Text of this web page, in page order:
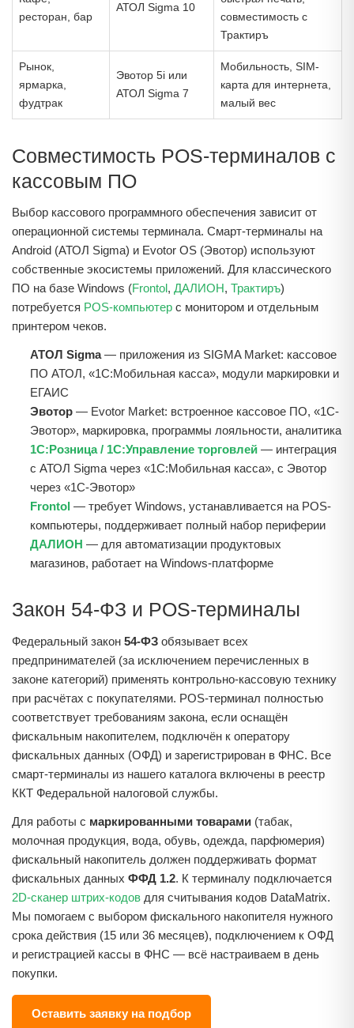
ресторан, бар
АТОЛ Sigma 10
совместимость с
Трактиръ
Рынок,
ярмарка,
фудтрак
Эвотор 5i или
АТОЛ Sigma 7
Мобильность, SIM-
карта для интернета,
малый вес
Совместимость POS-терминалов с
кассовым ПО
Выбор кассового программного обеспечения зависит от
операционной системы терминала. Смарт-терминалы на
Android (АТОЛ Sigma) и Evotor OS (Эвотор) используют
собственные экосистемы приложений. Для классического
ПО на базе Windows (Frontol, ДАЛИОН, Трактиръ)
потребуется POS-компьютер с монитором и отдельным
принтером чеков.
АТОЛ Sigma— приложения из SIGMA Market: кассовое
ПО АТОЛ, «1С:Мобильная касса», модули маркировки и
ЕГАИС
Эвотор— Evotor Market: встроенное кассовое ПО, «1С-
Эвотор», маркировка, программы лояльности, аналитика
1С:Розница / 1С:Управление торговлей— интеграция
с АТОЛ Sigma через «1С:Мобильная касса», с Эвотор
через «1С-Эвотор»
Frontol— требует Windows, устанавливается на POS-
компьютеры, поддерживает полный набор периферии
ДАЛИОН — для автоматизации продуктовых
магазинов, работает на Windows-платформе
Закон 54-ФЗ и POS-терминалы
Федеральный закон 54-ФЗ обязывает всех
предпринимателей (за исключением перечисленных в
законе категорий) применять контрольно-кассовую технику
при расчётах с покупателями. POS-терминал полностью
соответствует требованиям закона, если оснащён
фискальным накопителем, подключён к оператору
фискальных данных (ОФД) и зарегистрирован в ФНС. Все
смарт-терминалы из нашего каталога включены в реестр
ККТ Федеральной налоговой службы.
Для работы с маркированными товарами (табак,
молочная продукция, вода, обувь, одежда, парфюмерия)
фискальный накопитель должен поддерживать формат
фискальных данных ФФД 1.2. К терминалу подключается
2D-сканер штрих-кодов для считывания кодов DataMatrix.
Мы помогаем с выбором фискального накопителя нужного
срока действия (15 или 36 месяцев), подключением к ОФД
и регистрацией кассы в ФНС — всё настраиваем в день
покупки.
Оставить заявку на подбор